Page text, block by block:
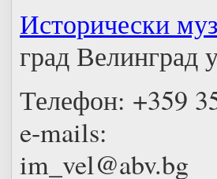
Исторически
град Велинград
Телефон: +359
e-mails:
im_vel@abv.bg